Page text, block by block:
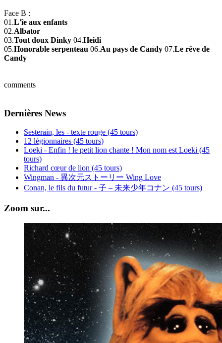
Face B :
01.L'îe aux enfants
02.Albator
03.Tout doux Dinky 04.Heidi
05.Honorable serpenteau 06.Au pays de Candy 07.Le rêve de
Candy
comments
Dernières News
Sesterain, les - texte rouge (45 tours)
12 légionnaires (45 tours)
Loeki - Enfin ! le petit lion chante ! Mon nom est Loeki (45
tours)
Richard cœur de lion (45 tours)
Wingman - 異次元ストーリー Wing Love
Conan, le fils du futur - 子 – 未来少年コナン (45 tours)
Zoom sur...